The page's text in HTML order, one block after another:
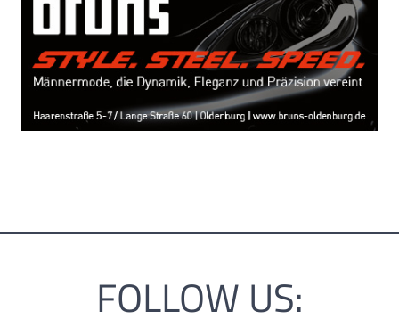
FOLLOW US: